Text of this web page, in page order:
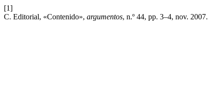
[1]
C. Editorial, «Contenido», argumentos, n.º 44, pp. 3–4, nov. 2007.